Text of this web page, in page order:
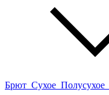
Брют Сухое Полусухое